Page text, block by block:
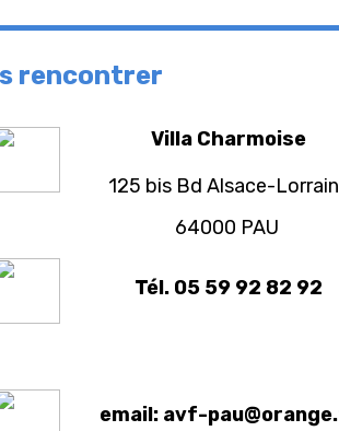
rencontrer
Villa Charmoise
125 bis Bd Alsace-
64000 PAU
Tél. 05 59 92 82 92
email: avf-